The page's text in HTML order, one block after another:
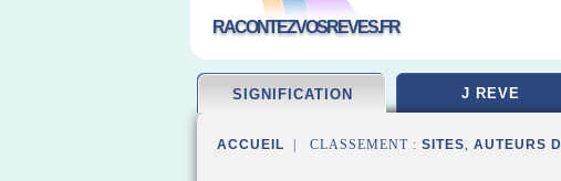
RACONTEZVOSREVES.FR
SIGNIFICATION J REVE
ACCUEIL | CLASSEMENT : SITES, AUTEURS